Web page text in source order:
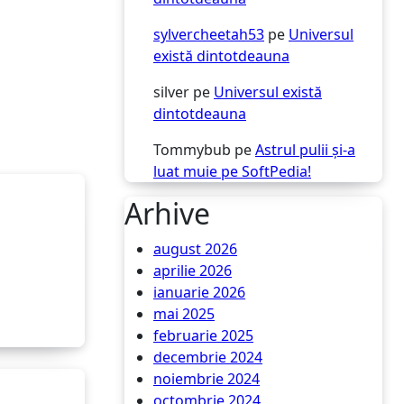
sylvercheetah53 pe Universul
există dintotdeauna
silver pe Universul există
dintotdeauna
Tommybub peAstrul pulii și-a
luat muie pe SoftPedia!
Arhive
august 2026
aprilie 2026
ianuarie 2026
mai 2025
februarie 2025
decembrie 2024
noiembrie 2024